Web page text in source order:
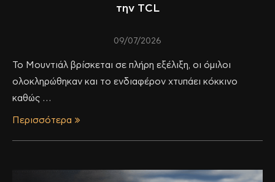
την TCL
09/07/2026
Το Μουντιάλ βρίσκεται σε πλήρη εξέλιξη, οι όμιλοι
ολοκληρώθηκαν και το ενδιαφέρον χτυπάει κόκκινο
καθώς …
Περισσότερα